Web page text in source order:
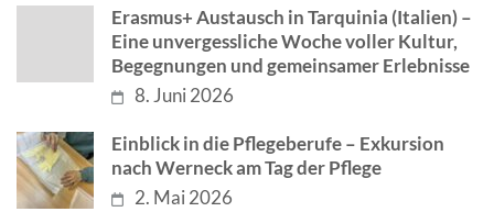
Erasmus+ Austausch in Tarquinia (Italien) –
Eine unvergessliche Woche voller Kultur,
Begegnungen und gemeinsamer Erlebnisse
8. Juni 2026
Einblick in die Pflegeberufe – Exkursion
nach Werneck am Tag der Pflege
2. Mai 2026